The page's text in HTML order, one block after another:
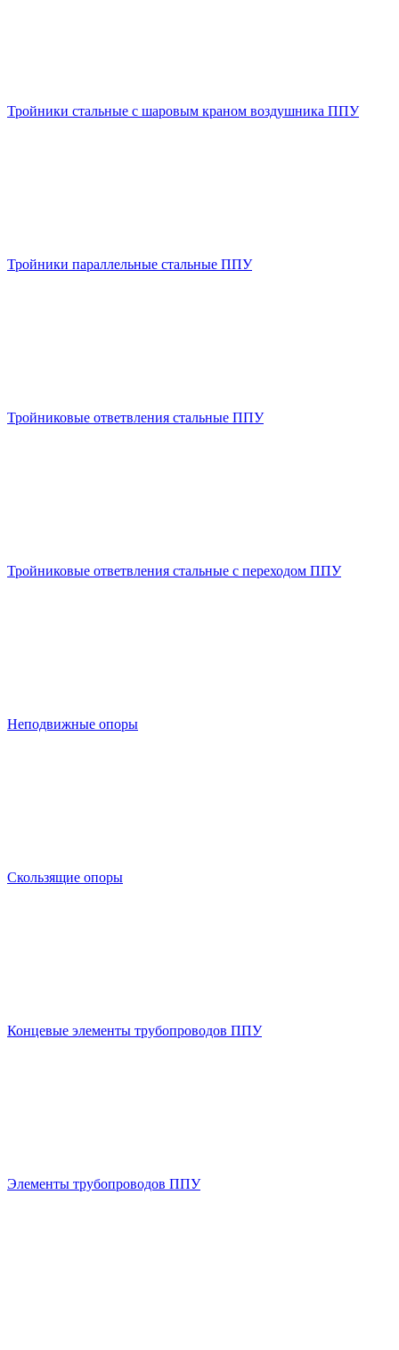
Тройники стальные с шаровым краном воздушника ППУ
Тройники параллельные стальные ППУ
Тройниковые ответвления стальные ППУ
Тройниковые ответвления стальные с переходом ППУ
Неподвижные опоры
Скользящие опоры
Концевые элементы трубопроводов ППУ
Элементы трубопроводов ППУ